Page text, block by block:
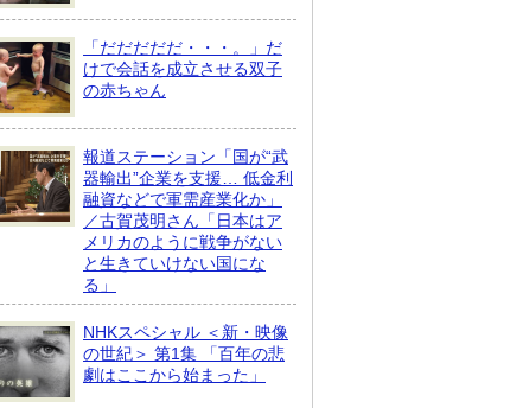
「だだだだだ・・・。」だ
けで会話を成立させる双子
の赤ちゃん
報道ステーション「国が“武
器輸出”企業を支援… 低金利
融資などで軍需産業化か」
／古賀茂明さん「日本はア
メリカのように戦争がない
と生きていけない国にな
る」
NHKスペシャル ＜新・映像
の世紀＞ 第1集 「百年の悲
劇はここから始まった」